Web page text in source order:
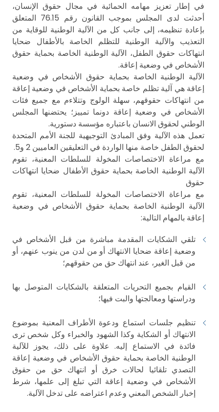
في إطار تعزيز مهامه الحمائية في مجال حقوق الإنسان،
أحدثت لدى المجلس بموجب القانون رقم 76.15 المتعلق
بإعادة تنظيمه، إلى جانب كل من الآلية الوطنية للوقاية من
التعذيب والآلية الوطنية للتظلم الخاصة بالأطفال ضحايا
انتهاكات حقوق الطفل، الآلية الوطنية الخاصة بحماية حقوق
الأشخاص في وضعية إعاقة.
الآلية الوطنية الخاصة بحماية حقوق الأشخاص في وضعية
إعاقة هي آلية تظلم خاصة بحماية الأشخاص في وضعية إعاقة
من انتهاكات حقوقهم، سهلة الولوج وتتلاءم مع جميع فئات
الأشخاص في وضعية إعاقة دونما تمييز؛ يحتضنها المجلس
الوطني لحقوق الانسان باعتباره مؤسسة دستورية.
تعمل هذه الآلية وفق المبادئ التوجيهية للجنة الأمم المتحدة
لحقوق الطفل خاصة منها الواردة في التعليقين العاميين 2 و5.
مع مراعاة الاختصاصات المخولة للسلطات المعنية، تقوم
الآلية الوطنية الخاصة بحماية حقوق الأطفال ضحايا انتهاكات
حقوق
مع مراعاة الاختصاصات المخولة للسلطات المعنية، تقوم
الآلية الوطنية الخاصة بحماية حقوق الأشخاص في وضعية
إعاقة بالمهام التالية:
تلقي الشكايات المقدمة مباشرة من قبل الأشخاص في
وضعية إعاقة ضحايا الانتهاك أو من لدن من ينوب عنهم، أو
من قبل الغير، عند انتهاك حق من حقوقهم؛
القيام بجميع التحريات المتعلقة بالشكايات المتوصل بها
ودراستها ومعالجتها والبت فيها؛
تنظيم جلسات استماع ودعوة الأطراف المعنية بموضوع
الانتهاك أو الشكاية وكذا الشهود والخبراء وكل شخص ترى
فائدة في الاستماع إليه. علاوة على ذلك، يجوز للآلية
الوطنية الخاصة بحماية حقوق الأشخاص في وضعية إعاقة
التصدي تلقائيا لحالات خرق أو انتهاك حق من حقوق
الأشخاص في وضعية إعاقة التي تبلغ إلى علمها، شرط
إخبار الشخص المعني وعدم اعتراضه على تدخل الآلية.